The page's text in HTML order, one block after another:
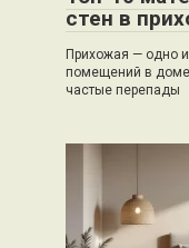
стен в
Прихожая — одно
помещений в
частые перепады